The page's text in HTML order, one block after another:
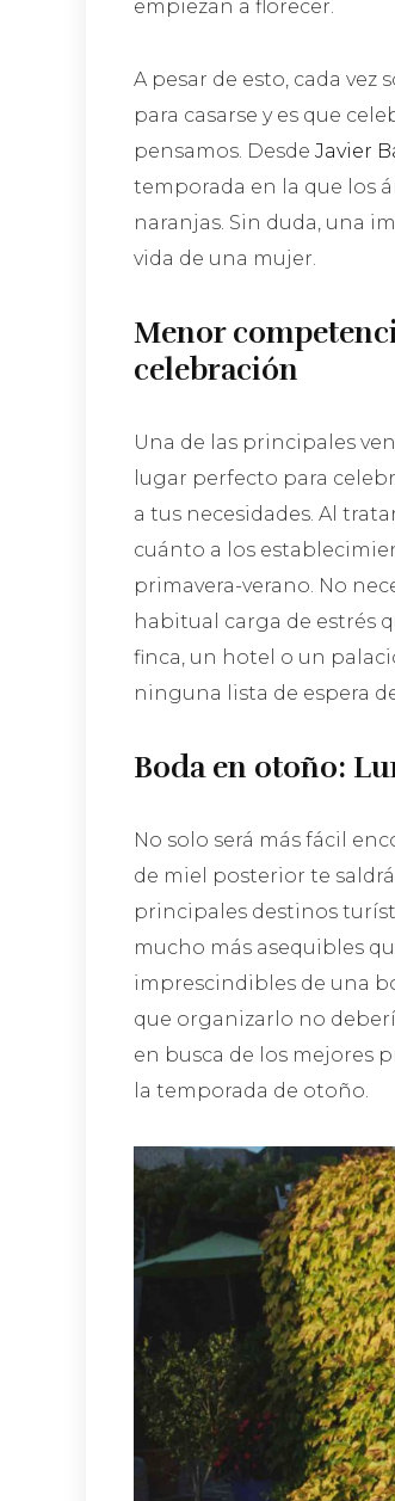
empiezan a florecer.
A pesar de esto, cada vez
para casarse y es que
pensamos. Desde Javier
temporada en la que los
naranjas. Sin duda, una
vida de una mujer.
Menor
celebración
Una de las principales
lugar perfecto para
a tus necesidades. Al
cuánto a los
primavera-verano. No
habitual carga de estrés
finca, un hotel o un
ninguna lista de espera
Boda en otoño:
No solo será más fácil
de miel posterior te
principales destinos
mucho más asequibles
imprescindibles de una
que organizarlo no
en busca de los mejores
la temporada de otoño.